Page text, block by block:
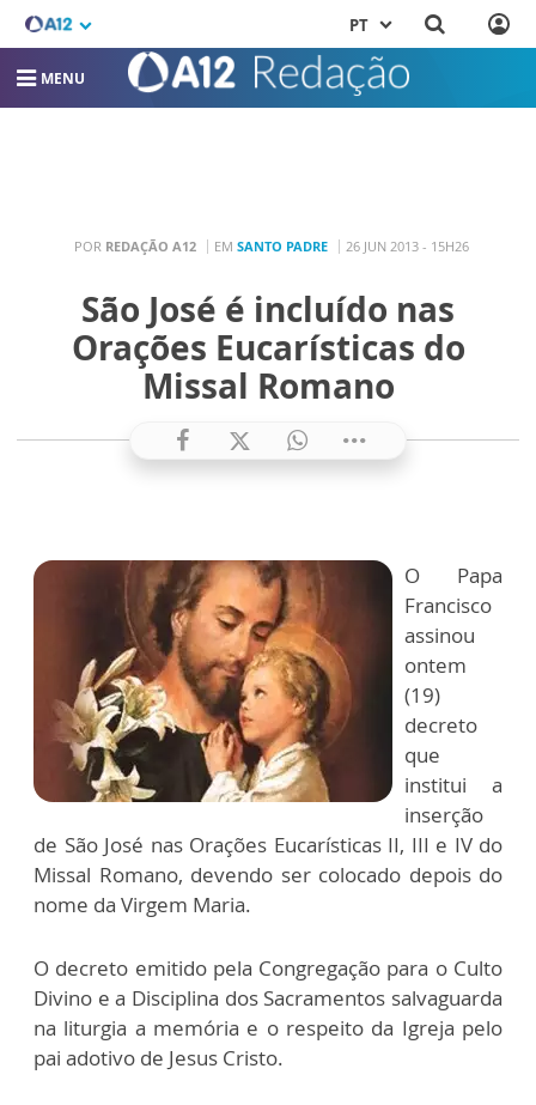
PT
MENU
POR REDAÇÃO A12 EM SANTO PADRE 26 JUN 2013 - 15H26
São José é incluído nas
Orações Eucarísticas do
Missal Romano
O Papa
Francisco
assinou
ontem
(19)
decreto
que
institui a
inserção
de São José nas Orações Eucarísticas II, III e IV do
Missal Romano, devendo ser colocado depois do
nome da Virgem Maria.
O decreto emitido pela Congregação para o Culto
Divino e a Disciplina dos Sacramentos salvaguarda
na liturgia a memória e o respeito da Igreja pelo
pai adotivo de Jesus Cristo.